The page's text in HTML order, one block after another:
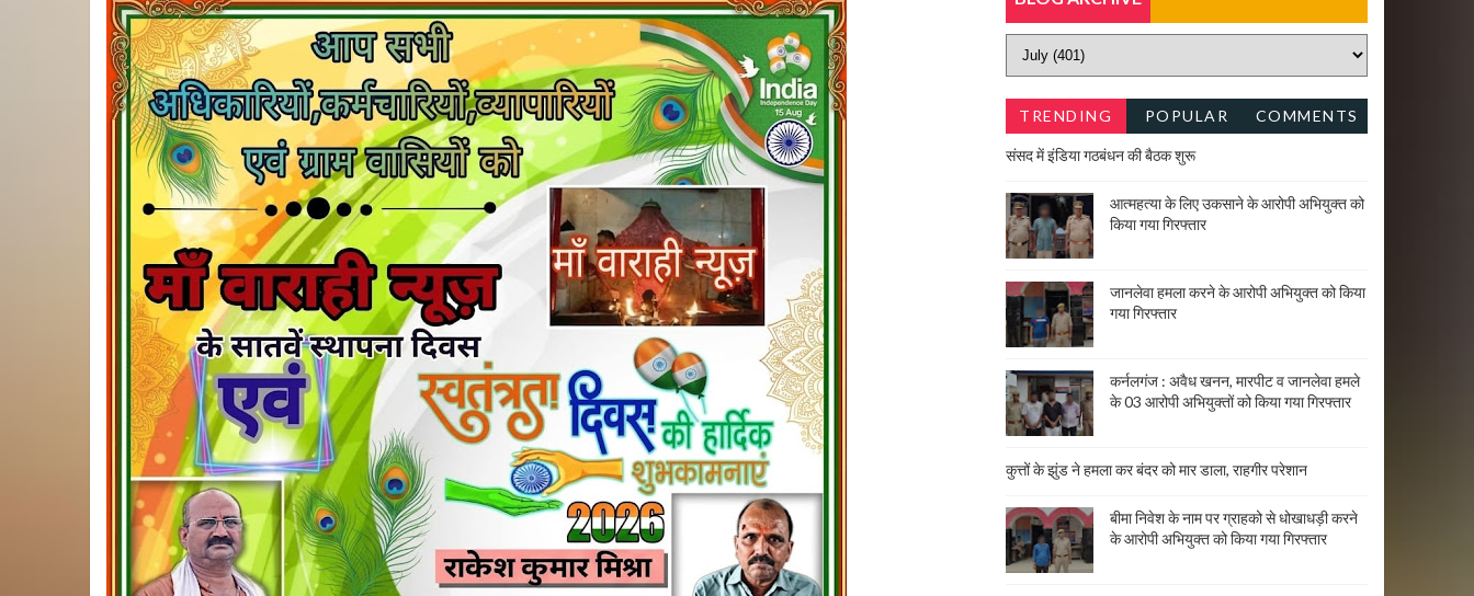
TRENDING
NEWS
POPULAR COMMENTS
संसद में इंडिया गठबंधन की बैठक शुरू
आत्महत्या के लिए उकसाने के आरोपी अभियुक्त को
किया गया गिरफ्तार
जानलेवा हमला करने के आरोपी अभियुक्त को किया
गया गिरफ्तार
कर्नलगंज : अवैध खनन, मारपीट व जानलेवा हमले
के 03 आरोपी अभियुक्तों को किया गया गिरफ्तार
कुत्तों के झुंड ने हमला कर बंदर को मार डाला, राहगीर परेशान
बीमा निवेश के नाम पर ग्राहको से धोखाधड़ी करने
के आरोपी अभियुक्त को किया गया गिरफ्तार